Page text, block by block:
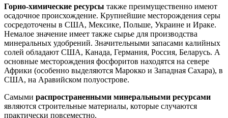
Горно-химические ресурсы также преимущественно имеют
осадочное происхождение. Крупнейшие месторождения серы
сосредоточены в США, Мексике, Польше, Украине и Ираке.
Немалое значение имеет также сырье для производства
минеральных удобрений. Значительными запасами калийных
солей обладают США, Канада, Германия, Россия, Беларусь. А
основные месторождения фосфоритов находятся на севере
Африки (особенно выделяются Марокко и Западная Сахара), в
США, на Аравийском полуострове.
Самыми распространенными минеральными ресурсами
являются строительные материалы, которые случаются
практически повсеместно.